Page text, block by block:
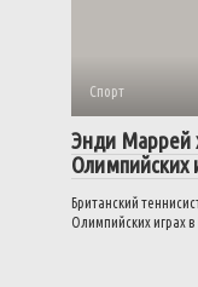
Спорт
Энди Маррей
Олимпийских
Британский
Олимпийских играх